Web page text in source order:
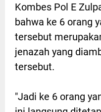
Kombes Pol E
bahwa ke 6 orang
tersebut
jenazah yang
tersebut.
"Jadi ke 6 orang